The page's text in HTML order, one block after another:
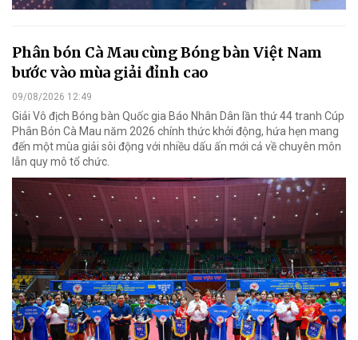
Phân bón Cà Mau cùng Bóng bàn Việt Nam
bước vào mùa giải đỉnh cao
09/08/2026 12:49
Giải Vô địch Bóng bàn Quốc gia Báo Nhân Dân lần thứ 44 tranh Cúp
Phân Bón Cà Mau năm 2026 chính thức khởi động, hứa hẹn mang
đến một mùa giải sôi động với nhiều dấu ấn mới cả về chuyên môn
lẫn quy mô tổ chức.